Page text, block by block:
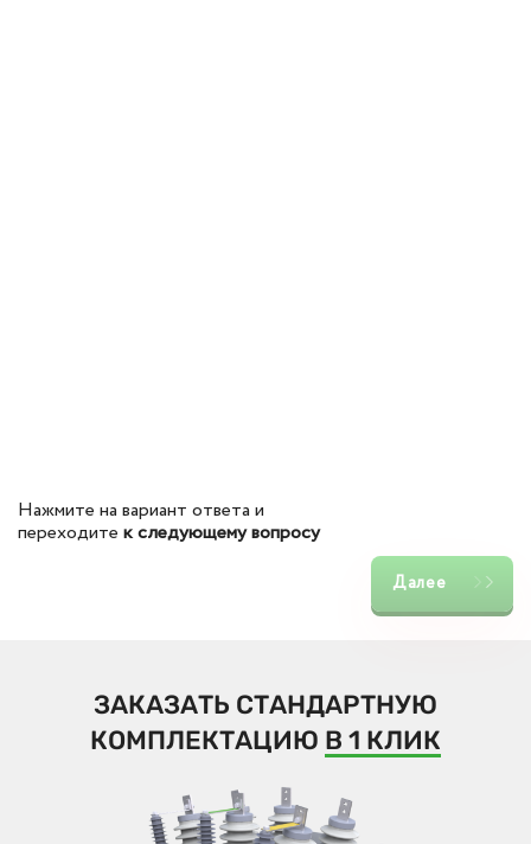
Нажмите на вариант ответа и
переходите к следующему вопросу
Далее
ЗАКАЗАТЬ СТАНДАРТНУЮ
КОМПЛЕКТАЦИЮ В 1 КЛИК